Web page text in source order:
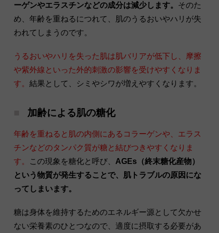
ーゲンやエラスチンなどの成分は減少します。 そのた
め、年齢を重ねるにつれて、肌のうるおいやハリが失
われてしまうのです。
うるおいやハリを失った肌は肌バリアが低下し、摩擦
や紫外線といった外的刺激の影響を受けやすくなりま
す。 結果として、シミやシワが増えやすくなります。
加齢による肌の糖化
年齢を重ねると肌の内側にあるコラーゲンや、エラス
チンなどのタンパク質が糖と結びつきやすくなりま
す。
この現象を糖化と呼び、 AGEs（終末糖化産物）
という物質が発生することで、肌トラブルの原因にな
ってしまいます。
糖は身体を維持するためのエネルギー源として欠かせ
ない栄養素のひとつなので、適度に摂取する必要があ